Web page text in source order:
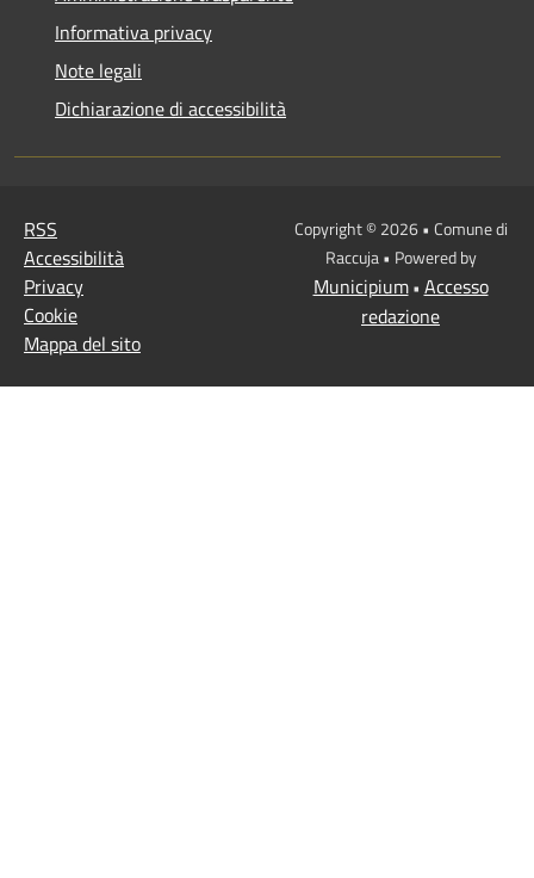
Informativa privacy
Note legali
Dichiarazione di accessibilità
RSS
Accessibilità
Privacy
Cookie
Mappa del sito
Copyright © 2026 • Comune di
Raccuja • Powered by
Municipium• Accesso
redazione